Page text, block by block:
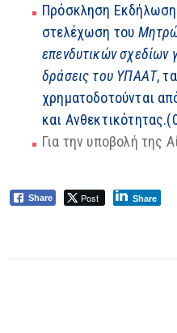
Πρόσκληση
στελέχωση του
επενδυτικών σχεδίων
δράσεις του ΥΠΑΑΤ,
χρηματοδοτούνται
και
Για την υποβολή της
Share Post Share